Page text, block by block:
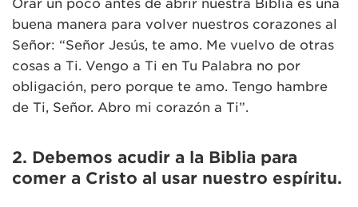
Orar un poco antes de abrir nuestra Biblia es una
buena manera para volver nuestros corazones al
Señor: “Señor Jesús, te amo. Me vuelvo de otras
cosas a Ti. Vengo a Ti en Tu Palabra no por
obligación, pero porque te amo. Tengo hambre
de Ti, Señor. Abro mi corazón a Ti”.
2. Debemos acudir a la Biblia para
comer a Cristo al usar nuestro espíritu.